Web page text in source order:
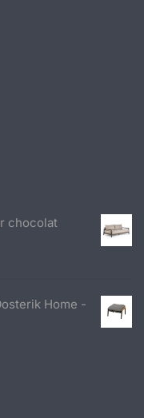
chocolat
Home -